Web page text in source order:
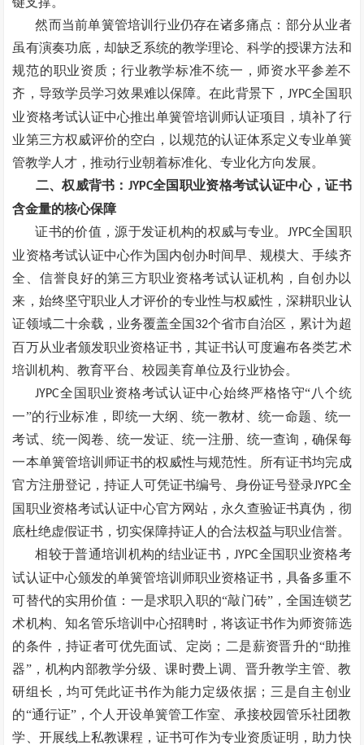
然而当前单簧管培训行业仍存在诸多痛点：部分从业者
虽有演奏功底，却缺乏系统的教学理论、科学的授课方法和
规范的职业资质；行业教学标准不统一，师资水平参差不
齐，导致学员学习效果难以保障。在此背景下， JYPC全国职
业资格考试认证中心推出单簧管培训师认证项目，填补了行
业第三方权威评价的空白，以规范的认证体系定义专业单簧
管教学人才，推动行业朝着标准化、专业化方向发展。
二、权威背书： JYPC全国职业资格考试认证中心，证书
含金量的核心保障
证书的价值，源于发证机构的权威与专业。 JYPC全国职
业资格考试认证中心作为国内创办时间早、规模大、手续齐
全、信誉良好的第三方职业资格考试认证机构，自创办以
来，始终坚守职业人才评价的专业性与权威性，深耕职业认
证领域二十余载，业务覆盖全国 32个省市自治区，累计为超
百万从业者颁发职业资格证书，其证书认可度遍布各类艺术
培训机构、教育平台、校园美育单位及行业协会。
JYPC全国职业资格考试认证中心始终严格恪守“八个统
一”的行业标准，即统一大纲、统一教材、统一命题、统一
考试、统一阅卷、统一发证、统一注册、统一查询，确保每
一本单簧管培训师证书的权威性与规范性。所有证书均完成
官方注册登记，持证人可凭证书编号、身份证号登录JYPC全
国职业资格考试认证中心官方网站，永久查验证书真伪，彻
底杜绝虚假证书，切实保障持证人的合法权益与职业信誉。
相较于普通培训机构的结业证书， JYPC全国职业资格考
试认证中心颁发的单簧管培训师职业资格证书，具备多重不
可替代的实用价值：一是求职入职的“敲门砖”，全国连锁艺
术机构、知名管乐培训中心招聘时，将该证书作为师资筛选
的条件，持证者可优先面试、定岗；二是薪资晋升的“助推
器”，机构内部教学分级、课时费上调、晋升教学主管、教
研组长，均可凭此证书作为能力定级依据；三是自主创业
的“通行证”，个人开设单簧管工作室、承接校园管乐社团教
学、开展线上私教课程，证书可作为专业资质证明，助力快